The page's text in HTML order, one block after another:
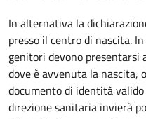
In alternativa la
presso il centro di nascita.
genitori devono presentarsi
dove è avvenuta la nascita,
documento di identità
direzione sanitaria invierà